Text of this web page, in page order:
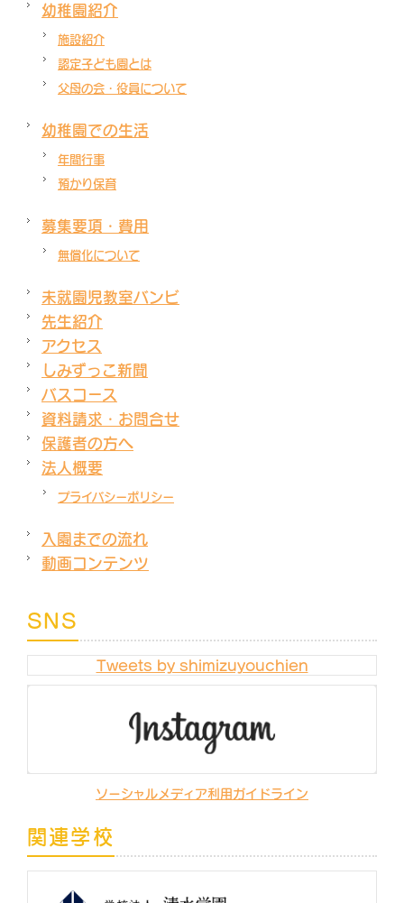
幼稚園紹介
施設紹介
認定子ども園とは
父母の会・役員について
幼稚園での生活
年間行事
預かり保育
募集要項・費用
無償化について
未就園児教室バンビ
先生紹介
アクセス
しみずっこ新聞
バスコース
資料請求・お問合せ
保護者の方へ
法人概要
プライバシーポリシー
入園までの流れ
動画コンテンツ
SNS
Tweets by shimizuyouchien
ソーシャルメディア利用ガイドライン
関連学校